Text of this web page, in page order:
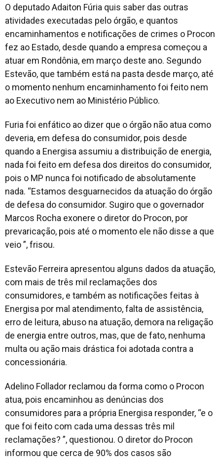
O deputado Adaiton Fúria quis saber das outras
atividades executadas pelo órgão, e quantos
encaminhamentos e notificações de crimes o Procon
fez ao Estado, desde quando a empresa começou a
atuar em Rondônia, em março deste ano. Segundo
Estevão, que também está na pasta desde março, até
o momento nenhum encaminhamento foi feito nem
ao Executivo nem ao Ministério Público.
Furia foi enfático ao dizer que o órgão não atua como
deveria, em defesa do consumidor, pois desde
quando a Energisa assumiu a distribuição de energia,
nada foi feito em defesa dos direitos do consumidor,
pois o MP nunca foi notificado de absolutamente
nada. “Estamos desguarnecidos da atuação do órgão
de defesa do consumidor. Sugiro que o governador
Marcos Rocha exonere o diretor do Procon, por
prevaricação, pois até o momento ele não disse a que
veio ”, frisou.
Estevão Ferreira apresentou alguns dados da atuação,
com mais de três mil reclamações dos
consumidores, e também as notificações feitas à
Energisa por mal atendimento, falta de assistência,
erro de leitura, abuso na atuação, demora na religação
de energia entre outros, mas, que de fato, nenhuma
multa ou ação mais drástica foi adotada contra a
concessionária.
Adelino Follador reclamou da forma como o Procon
atua, pois encaminhou as denúncias dos
consumidores para a própria Energisa responder, “e o
que foi feito com cada uma dessas três mil
reclamações? ”, questionou. O diretor do Procon
informou que cerca de 90% dos casos são